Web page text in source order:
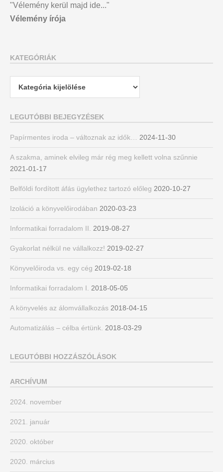
"Vélemény kerül majd ide..."
Vélemény írója
KATEGÓRIÁK
Kategóriák
LEGUTÓBBI BEJEGYZÉSEK
Papírmentes iroda – változnak az idők… 2024-11-30
A szakma, aminek elvileg már rég meg kellett volna szűnnie
2021-01-17
Belföldi fordított áfás ügylethez tartozó előleg 2020-10-27
Izoláció a könyvelőirodában 2020-03-23
Informatikai forradalom II. 2019-08-27
Gyakorlat nélkül ne vállalkozz! 2019-02-27
Könyvelőiroda vs. egy cég 2019-02-18
Informatikai forradalom I. 2018-05-05
A könyvelés az álomvállalkozás 2018-04-15
Automatizálás – célba értünk. 2018-03-29
LEGUTÓBBI HOZZÁSZÓLÁSOK
ARCHÍVUM
2024. november
2021. január
2020. október
2020. március